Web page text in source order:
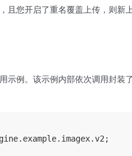
且您开启了重名覆盖上传，则
示例。该示例内部依次调用封装了